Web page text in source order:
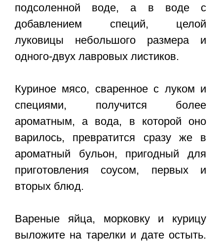
подсоленной воде, а в воде с
добавлением специй, целой
луковицы небольшого размера и
одного-двух лавровых листиков.
Куриное мясо, сваренное с луком и
специями, получится более
ароматным, а вода, в которой оно
варилось, превратится сразу же в
ароматный бульон, пригодный для
приготовления соусом, первых и
вторых блюд.
Вареные яйца, морковку и курицу
выложите на тарелки и дате остыть.